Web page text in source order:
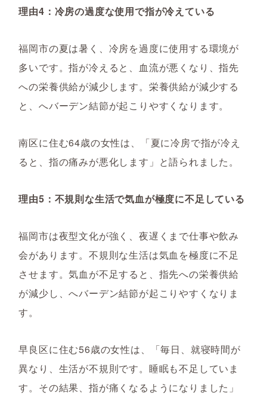
理由4：冷房の過度な使用で指が冷えている
福岡市の夏は暑く、冷房を過度に使用する環境が
多いです。指が冷えると、血流が悪くなり、指先
への栄養供給が減少します。栄養供給が減少する
と、へバーデン結節が起こりやすくなります。
南区に住む64歳の女性は、「夏に冷房で指が冷え
ると、指の痛みが悪化します」と語られました。
理由5：不規則な生活で気血が極度に不足している
福岡市は夜型文化が強く、夜遅くまで仕事や飲み
会があります。不規則な生活は気血を極度に不足
させます。気血が不足すると、指先への栄養供給
が減少し、へバーデン結節が起こりやすくなりま
す。
早良区に住む56歳の女性は、「毎日、就寝時間が
異なり、生活が不規則です。睡眠も不足していま
す。その結果、指が痛くなるようになりました」